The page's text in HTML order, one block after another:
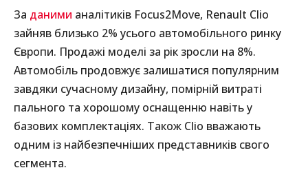
За даними аналітиків Focus2Move, Renault Clio
зайняв близько 2% усього автомобільного ринку
Європи. Продажі моделі за рік зросли на 8%.
Автомобіль продовжує залишатися популярним
завдяки сучасному дизайну, помірній витраті
пального та хорошому оснащенню навіть у
базових комплектаціях. Також Clio вважають
одним із найбезпечніших представників свого
сегмента.